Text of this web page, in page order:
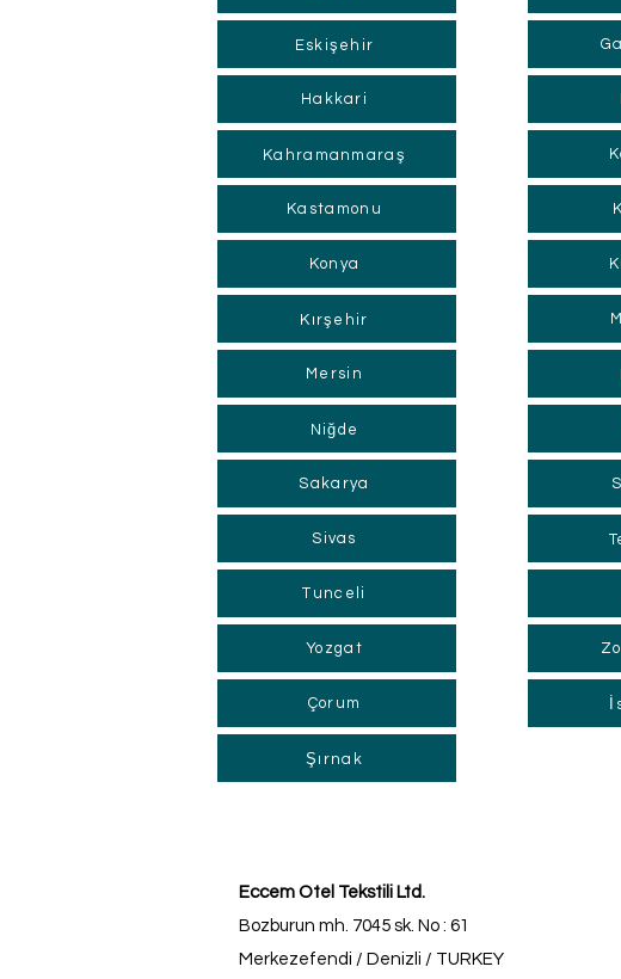
Eskişehir
Hakkari
Kahramanmaraş
Kastamonu
Konya
Kırşehir
Mersin
Niğde
Sakarya
Sivas
Tunceli
Yozgat
Çorum
Şırnak
Eccem Otel Tekstili Ltd.
Bozburun mh. 7045 sk. No : 61
Merkezefendi / Denizli / TURKEY